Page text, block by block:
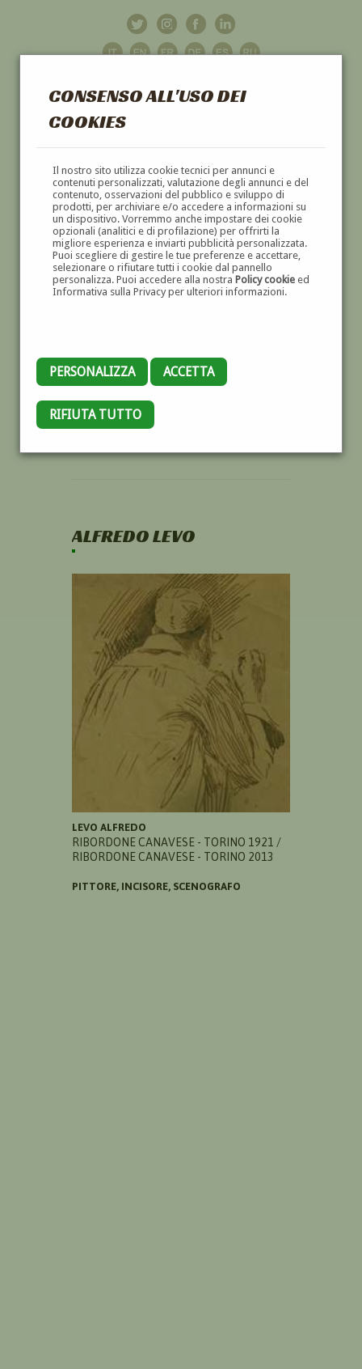
CONSENSO ALL'USO DEI
COOKIES
Il nostro sito utilizza cookie tecnici per annunci e
contenuti personalizzati, valutazione degli annunci e del
contenuto, osservazioni del pubblico e sviluppo di
prodotti, per archiviare e/o accedere a informazioni su
un dispositivo. Vorremmo anche impostare dei cookie
opzionali (analitici e di profilazione) per offrirti la
migliore esperienza e inviarti pubblicità personalizzata.
Puoi scegliere di gestire le tue preferenze e accettare,
selezionare o rifiutare tutti i cookie dal pannello
personalizza. Puoi accedere alla nostra Policy cookieed
Informativa sulla Privacy per ulteriori informazioni.
PERSONALIZZA ACCETTA
RIFIUTA TUTTO
GALLERIAD'ARTE
DIPINTI E SCULTURE '800 E '900
ALFREDO LEVO
LEVO ALFREDO
RIBORDONE CANAVESE - TORINO 1921 /
RIBORDONE CANAVESE - TORINO 2013
PITTORE, INCISORE, SCENOGRAFO